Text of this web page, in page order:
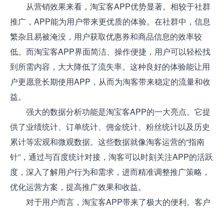
从营销效果来看，淘宝客APP优势显著。相较于社群
推广，APP能为用户带来更优质的体验。在社群中，信息
繁杂且易被淹没，用户获取优惠券和商品信息的效率较
低。而淘宝客APP界面简洁、操作便捷，用户可以轻松找
到所需内容，大大降低了流失率。这种良好的体验能让用
户更愿意长期使用APP，从而为淘客带来稳定的流量和收
益。
强大的数据分析功能是淘宝客APP的一大亮点。它提
供了业绩统计、订单统计、佣金统计、粉丝统计以及历史
累计等宏观和微观数据。这些数据就像淘客运营的“指南
针”，通过与百度统计对接，淘客可以时刻关注APP的活跃
度，深入了解用户行为和需求，进而精准调整推广策略，
优化运营方案，提高推广效果和收益。
对于用户而言，淘宝客APP带来了极大的便利。客户